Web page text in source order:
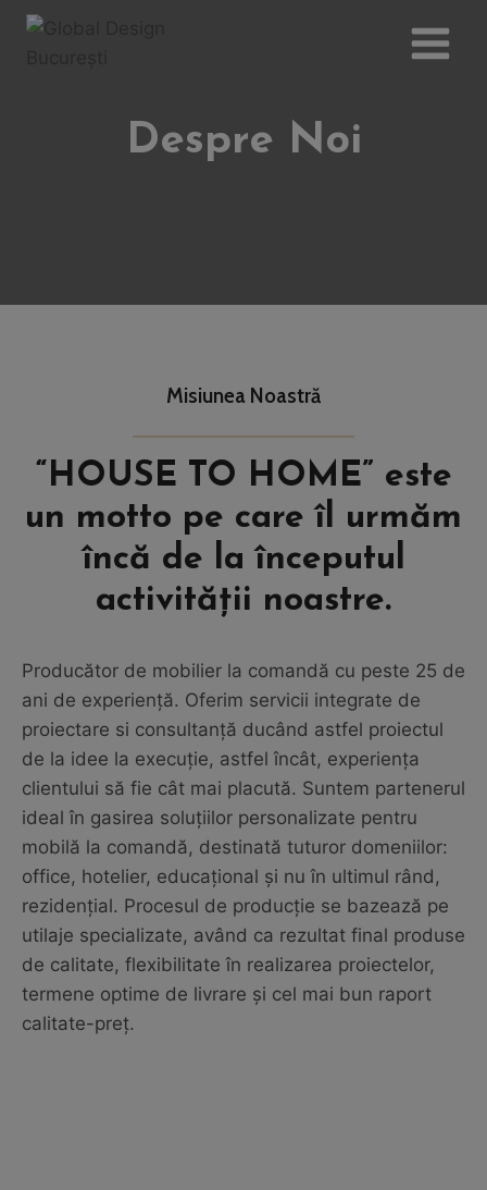
Skip
Despre Noi
Misiunea Noastră
“HOUSE TO HOME” este
un motto pe care îl urmăm
încă de la începutul
activității noastre.
Producător de mobilier la comandă cu peste 25 de
ani de experiență. Oferim servicii integrate de
proiectare si consultanță ducând astfel proiectul
de la idee la execuție, astfel încât, experiența
clientului să fie cât mai placută. Suntem partenerul
ideal în gasirea soluțiilor personalizate pentru
mobilă la comandă, destinată tuturor domeniilor:
office, hotelier, educaţional și nu în ultimul rând,
rezidențial. Procesul de producție se bazează pe
utilaje specializate, având ca rezultat final produse
de calitate, flexibilitate în realizarea proiectelor,
termene optime de livrare și cel mai bun raport
calitate-preț.